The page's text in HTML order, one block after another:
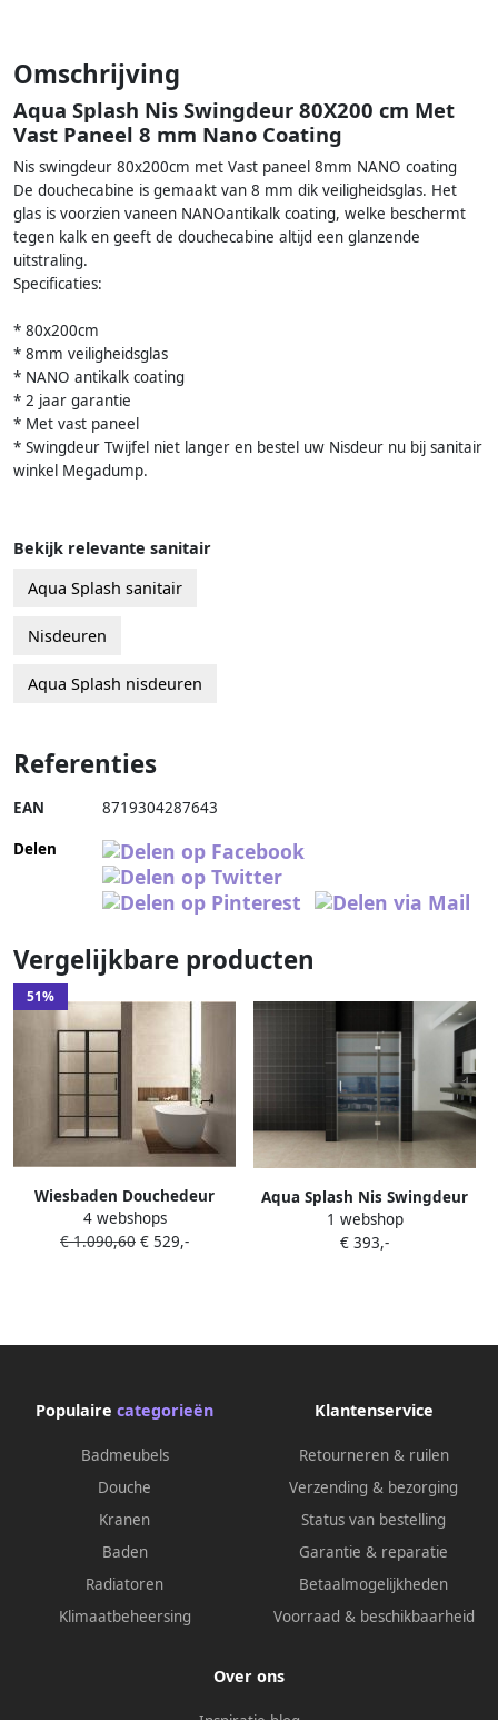
Omschrijving
Aqua Splash Nis Swingdeur 80X200 cm Met
Vast Paneel 8 mm Nano Coating
Nis swingdeur 80x200cm met Vast paneel 8mm NANO coating
De douchecabine is gemaakt van 8 mm dik veiligheidsglas. Het
glas is voorzien vaneen NANOantikalk coating, welke beschermt
tegen kalk en geeft de douchecabine altijd een glanzende
uitstraling.
Specificaties:
* 80x200cm
* 8mm veiligheidsglas
* NANO antikalk coating
* 2 jaar garantie
* Met vast paneel
* Swingdeur Twijfel niet langer en bestel uw Nisdeur nu bij sanitair
winkel Megadump.
Bekijk relevante sanitair
Aqua Splash sanitair
Nisdeuren
Aqua Splash nisdeuren
Referenties
EAN 8719304287643
Delen
Vergelijkbare producten
51%
Wiesbaden Douchedeur
Nisdeur Horizon Links Rechts
met Vaste Wand 140cm
4 webshops
€ 1.090,60 € 529,-
Aqua Splash Nis Swingdeur
140X200 cm Vast Paneel 8
mm Nano Coating
1 webshop
€ 393,-
Populaire categorieën
Badmeubels
Douche
Kranen
Baden
Radiatoren
Klimaatbeheersing
Klantenservice
Retourneren & ruilen
Verzending & bezorging
Status van bestelling
Garantie & reparatie
Betaalmogelijkheden
Voorraad & beschikbaarheid
Over ons